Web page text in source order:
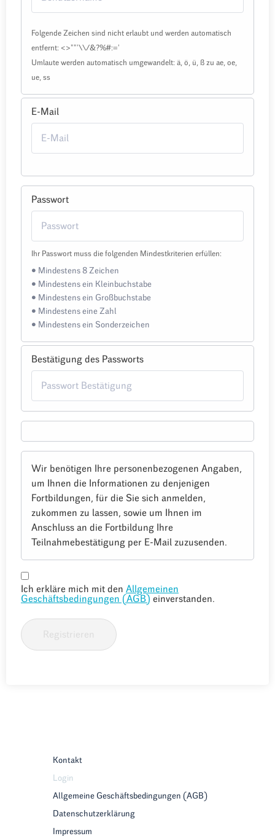
Folgende Zeichen sind nicht erlaubt und werden automatisch
entfernt: <>""'\\/&?%#:='
Umlaute werden automatisch umgewandelt: ä, ö, ü, ß zu ae, oe,
ue, ss
E-Mail
Passwort
Ihr Passwort muss die folgenden Mindestkriterien erfüllen:
• Mindestens 8 Zeichen
• Mindestens ein Kleinbuchstabe
• Mindestens ein Großbuchstabe
• Mindestens eine Zahl
• Mindestens ein Sonderzeichen
Bestätigung des Passworts
Wir benötigen Ihre personenbezogenen Angaben,
um Ihnen die Informationen zu denjenigen
Fortbildungen, für die Sie sich anmelden,
zukommen zu lassen, sowie um Ihnen im
Anschluss an die Fortbildung Ihre
Teilnahmebestätigung per E-Mail zuzusenden.
Ich erkläre mich mit den Allgemeinen
Geschäftsbedingungen (AGB) einverstanden.
Registrieren
Kontakt
Login
Allgemeine Geschäftsbedingungen (AGB)
Datenschutzerklärung
Impressum